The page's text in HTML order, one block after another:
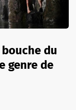
du
genre de